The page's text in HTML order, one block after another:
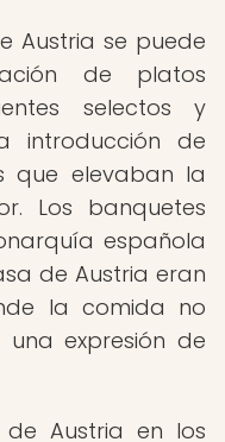
Austria se puede
de platos
selectos y
introducción de
que elevaban la
Los banquetes
española
de Austria eran
la comida no
expresión de
Austria en los